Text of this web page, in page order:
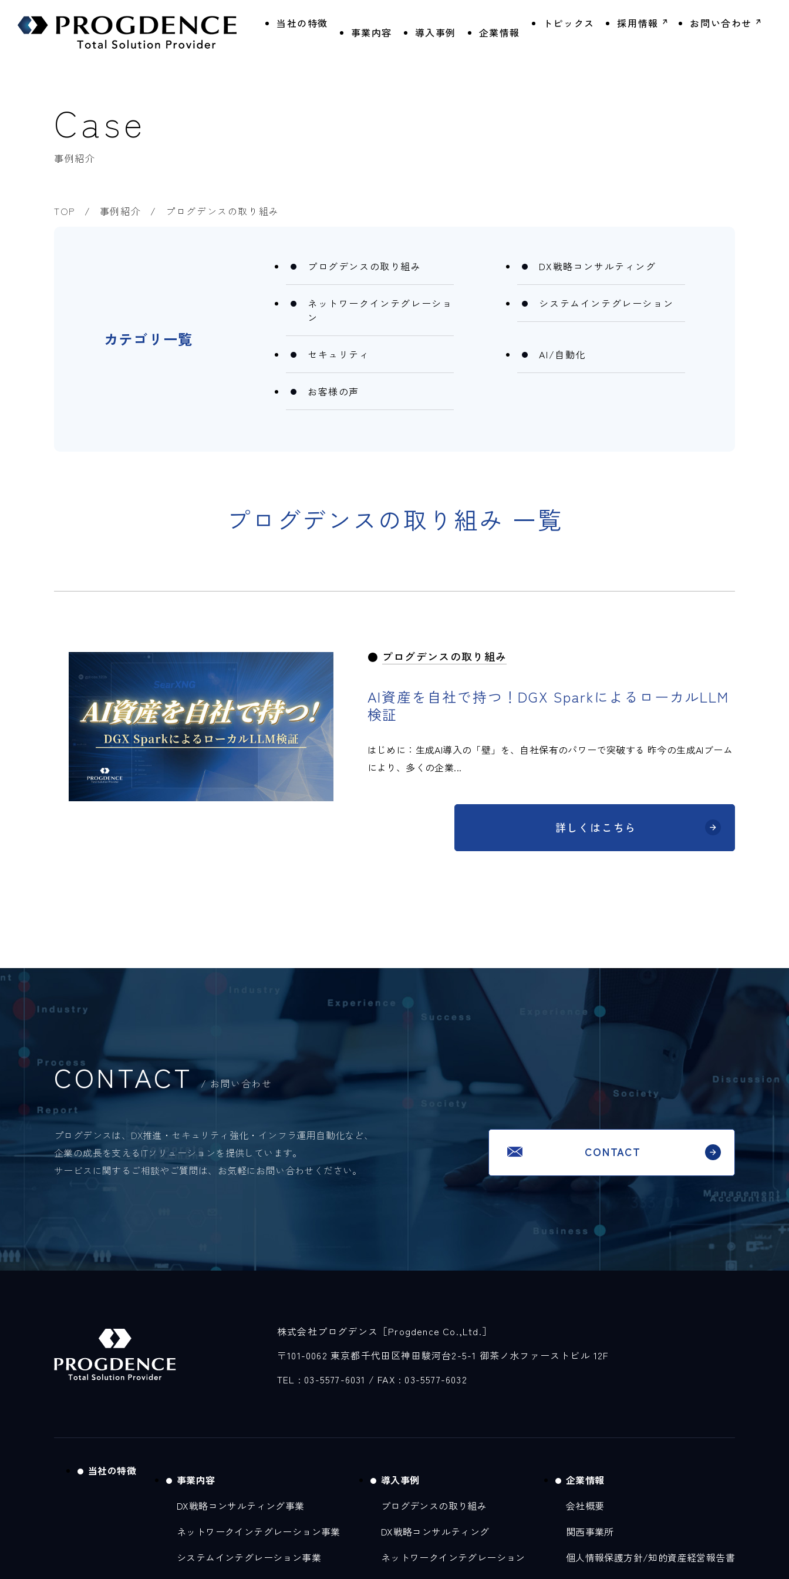
当社の特徴
事業内容 導入事例 企業情報
トピックス 採用情報 お問い合わせ
Case
事例紹介
TOP 事例紹介 プログデンスの取り組み
カテゴリ一覧
プログデンスの取り組み DX戦略コンサルティング
ネットワークインテグレーショ
ン
システムインテグレーション
セキュリティ AI/自動化
お客様の声
プログデンスの取り組み 一覧
プログデンスの取り組み
AI資産を自社で持つ！DGX SparkによるローカルLLM
検証
はじめに：生成AI導入の「壁」を、自社保有のパワーで突破する 昨今の生成AIブーム
により、多くの企業...
詳しくはこちら
CONTACT お問い合わせ
プログデンスは、DX推進・セキュリティ強化・インフラ運用自動化など、
企業の成長を支えるITソリューションを提供しています。
サービスに関するご相談やご質問は、お気軽にお問い合わせください。
CONTACT
株式会社プログデンス［Progdence Co.,Ltd.］
〒101-0062 東京都千代田区神田駿河台2-5-1 御茶ノ水ファーストビル 12F
TEL : 03-5577-6031 / FAX : 03-5577-6032
当社の特徴
事業内容
DX戦略コンサルティング事業
ネットワークインテグレーション事業
システムインテグレーション事業
導入事例
プログデンスの取り組み
DX戦略コンサルティング
ネットワークインテグレーション
企業情報
会社概要
関西事業所
個人情報保護方針/知的資産経営報告書